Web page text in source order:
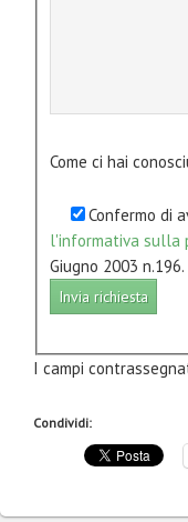
Come ci hai
Confermo di
l'informativa sulla
Giugno 2003 n.196.
I campi
Condividi: